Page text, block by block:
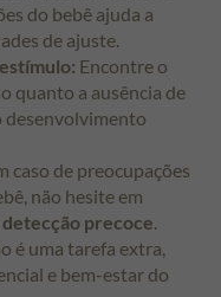
do bebê ajuda a
de ajuste.
Encontre o
quanto a ausência de
desenvolvimento
caso de preocupações
não hesite em
detecção precoce
é uma tarefa extra,
e bem-estar do